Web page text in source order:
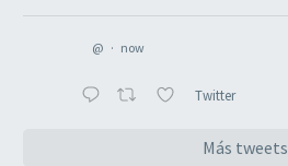
@ · now
Twitter
Más tweets